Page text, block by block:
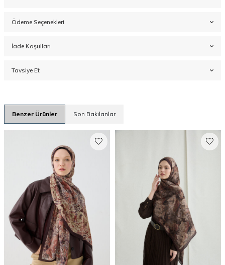
Ödeme Seçenekleri
İade Koşulları
Tavsiye Et
Benzer Ürünler Son Bakılanlar